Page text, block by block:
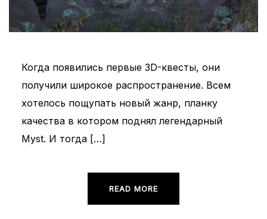
Когда появились первые 3D-квесты, они
получили широкое распространение. Всем
хотелось пощупать новый жанр, планку
качества в котором поднял легендарный
Myst. И тогда […]
READ MORE